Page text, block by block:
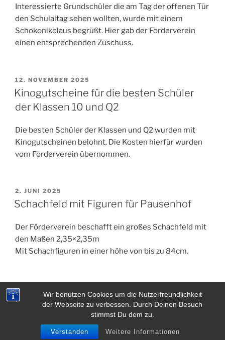
Wir benutzen Cookies um die Nutzerfreundlichkeit
der Webseite zu verbessen. Durch Deinen Besuch
stimmst Du dem zu.
Verstanden Weitere Informationen
Interessierte Grundschüler die am Tag der offenen Tür
den Schulaltag sehen wollten, wurde mit einem
Schokonikolaus begrüßt. Hier gab der Förderverein
einen entsprechenden Zuschuss.
VERÖFFENTLICHT
AM
12. NOVEMBER 2025
Kinogutscheine für die besten Schüler
der Klassen 10 und Q2
Die besten Schüler der Klassen und Q2 wurden mit
Kinogutscheinen belohnt. Die Kosten hierfür wurden
vom Förderverein übernommen.
VERÖFFENTLICHT
AM
2. JUNI 2025
Schachfeld mit Figuren für Pausenhof
Der Förderverein beschafft ein großes Schachfeld mit
den Maßen 2,35×2,35m
Mit Schachfiguren in einer höhe von bis zu 84cm.
VERÖFFENTLICHT
AM
22. APRIL 2025
Lüttichfahrt Fachschaft französisch
Der Förderverein bezuschusst nach Antrag die
Lüttichfahrt um die Kosten pro Schüler erschwinglich